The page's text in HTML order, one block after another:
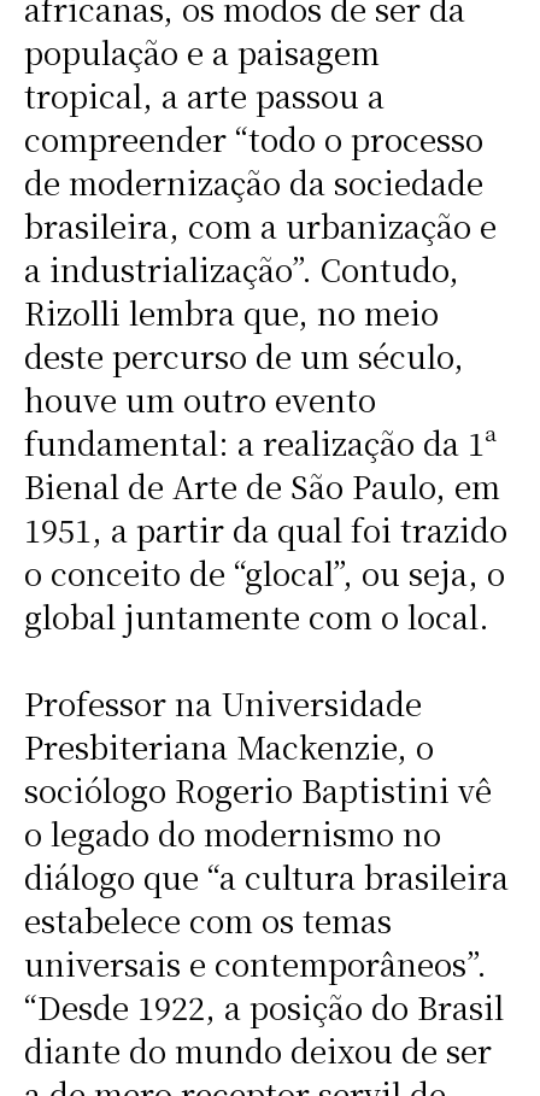
africanas, os modos de ser da
população e a paisagem
tropical, a arte passou a
compreender “todo o processo
de modernização da sociedade
brasileira, com a urbanização e
a industrialização”. Contudo,
Rizolli lembra que, no meio
deste percurso de um século,
houve um outro evento
fundamental: a realização da 1ª
Bienal de Arte de São Paulo, em
1951, a partir da qual foi trazido
o conceito de “glocal”, ou seja, o
global juntamente com o local.
Professor na Universidade
Presbiteriana Mackenzie, o
sociólogo Rogerio Baptistini vê
o legado do modernismo no
diálogo que “a cultura brasileira
estabelece com os temas
universais e contemporâneos”.
“Desde 1922, a posição do Brasil
diante do mundo deixou de ser